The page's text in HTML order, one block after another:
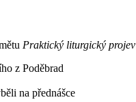
Praktický liturgický projev
z Poděbrad
na přednášce